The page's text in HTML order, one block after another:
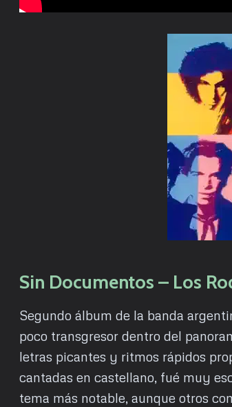
Sin Documentos – Los
Segundo álbum de la banda
poco transgresor dentro del
letras picantes y ritmos rápidos
cantadas en castellano, fué muy
tema más notable, aunque otros